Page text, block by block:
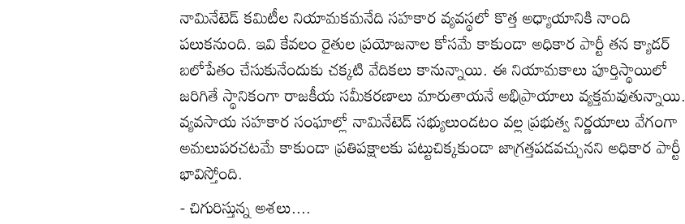
నామినేటెడ్‌ కమిటీల నియామకమనేది సహకార వ్యవస్థలో కొత్త అధ్యాయానికి నాంది
పలుకనుంది. ఇవి కేవలం రైతుల ప్రయోజనాల కోసమే కాకుండా అధికార పార్టీ తన క్యాడర్‌
బలోపేతం చేసుకునేందుకు చక్కటి వేదికలు కానున్నాయి. ఈ నియామకాలు పూర్తిస్థాయిలో
జరిగితే స్థానికంగా రాజకీయ సమీకరణాలు మారుతాయనే అభిప్రాయాలు వ్యక్తమవుతున్నాయి.
వ్యవసాయ సహకార సంఘాల్లో నామినేటెడ్‌ సభ్యులుండటం వల్ల ప్రభుత్వ నిర్ణయాలు వేగంగా
అమలుపరచటమే కాకుండా ప్రతిపక్షాలకు పట్టుచిక్కకుండా జాగ్రత్తపడవచ్చునని అధికార పార్టీ
భావిస్తోంది.
- చిగురిస్తున్న అశలు....